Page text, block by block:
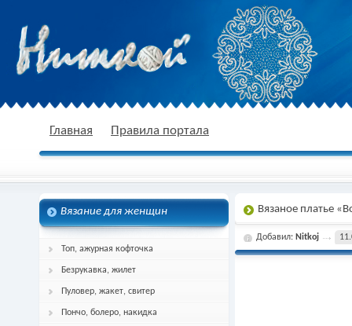
спицами, схема и описание
Главная Правила портала
Вязание для женщин
Топ, ажурная кофточка
Безрукавка, жилет
Пуловер, жакет, свитер
Пончо, болеро, накидка
Вязаное платье
Добавил: Nitkoj